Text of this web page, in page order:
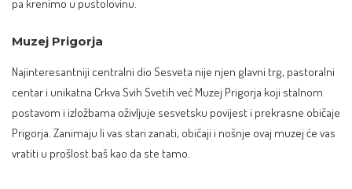
pa krenimo u pustolovinu.
Muzej Prigorja
Najinteresantniji centralni dio Sesveta nije njen glavni trg, pastoralni
centar i unikatna Crkva Svih Svetih već Muzej Prigorja koji stalnom
postavom i izložbama oživljuje sesvetsku povijest i prekrasne običaje
Prigorja. Zanimaju li vas stari zanati, običaji i nošnje ovaj muzej će vas
vratiti u prošlost baš kao da ste tamo.